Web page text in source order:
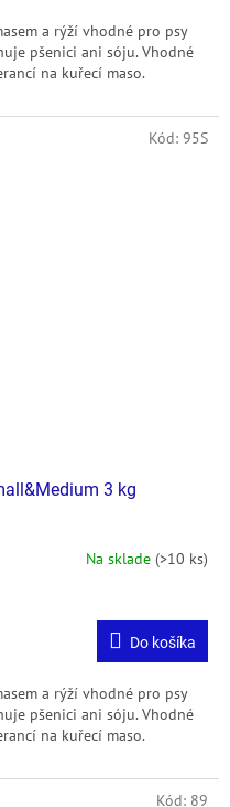
a rýží vhodné pro psy
pšenici ani sóju. Vhodné
na kuřecí maso.
3 kg
Na sklade (>10 ks)
Do košíka
a rýží vhodné pro psy
pšenici ani sóju. Vhodné
na kuřecí maso.
Kód: 95S
Kód: 89